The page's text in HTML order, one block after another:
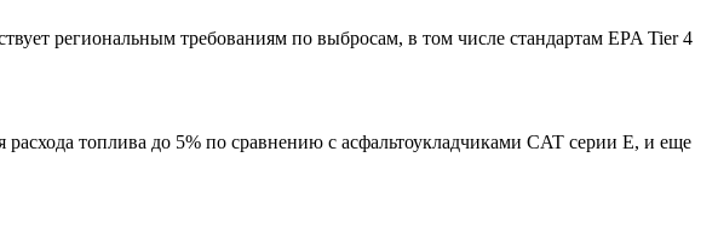
региональным требованиям по выбросам, в том числе стандартам EPA Tier 4
топлива до 5% по сравнению с асфальтоукладчиками CAT серии E, и еще